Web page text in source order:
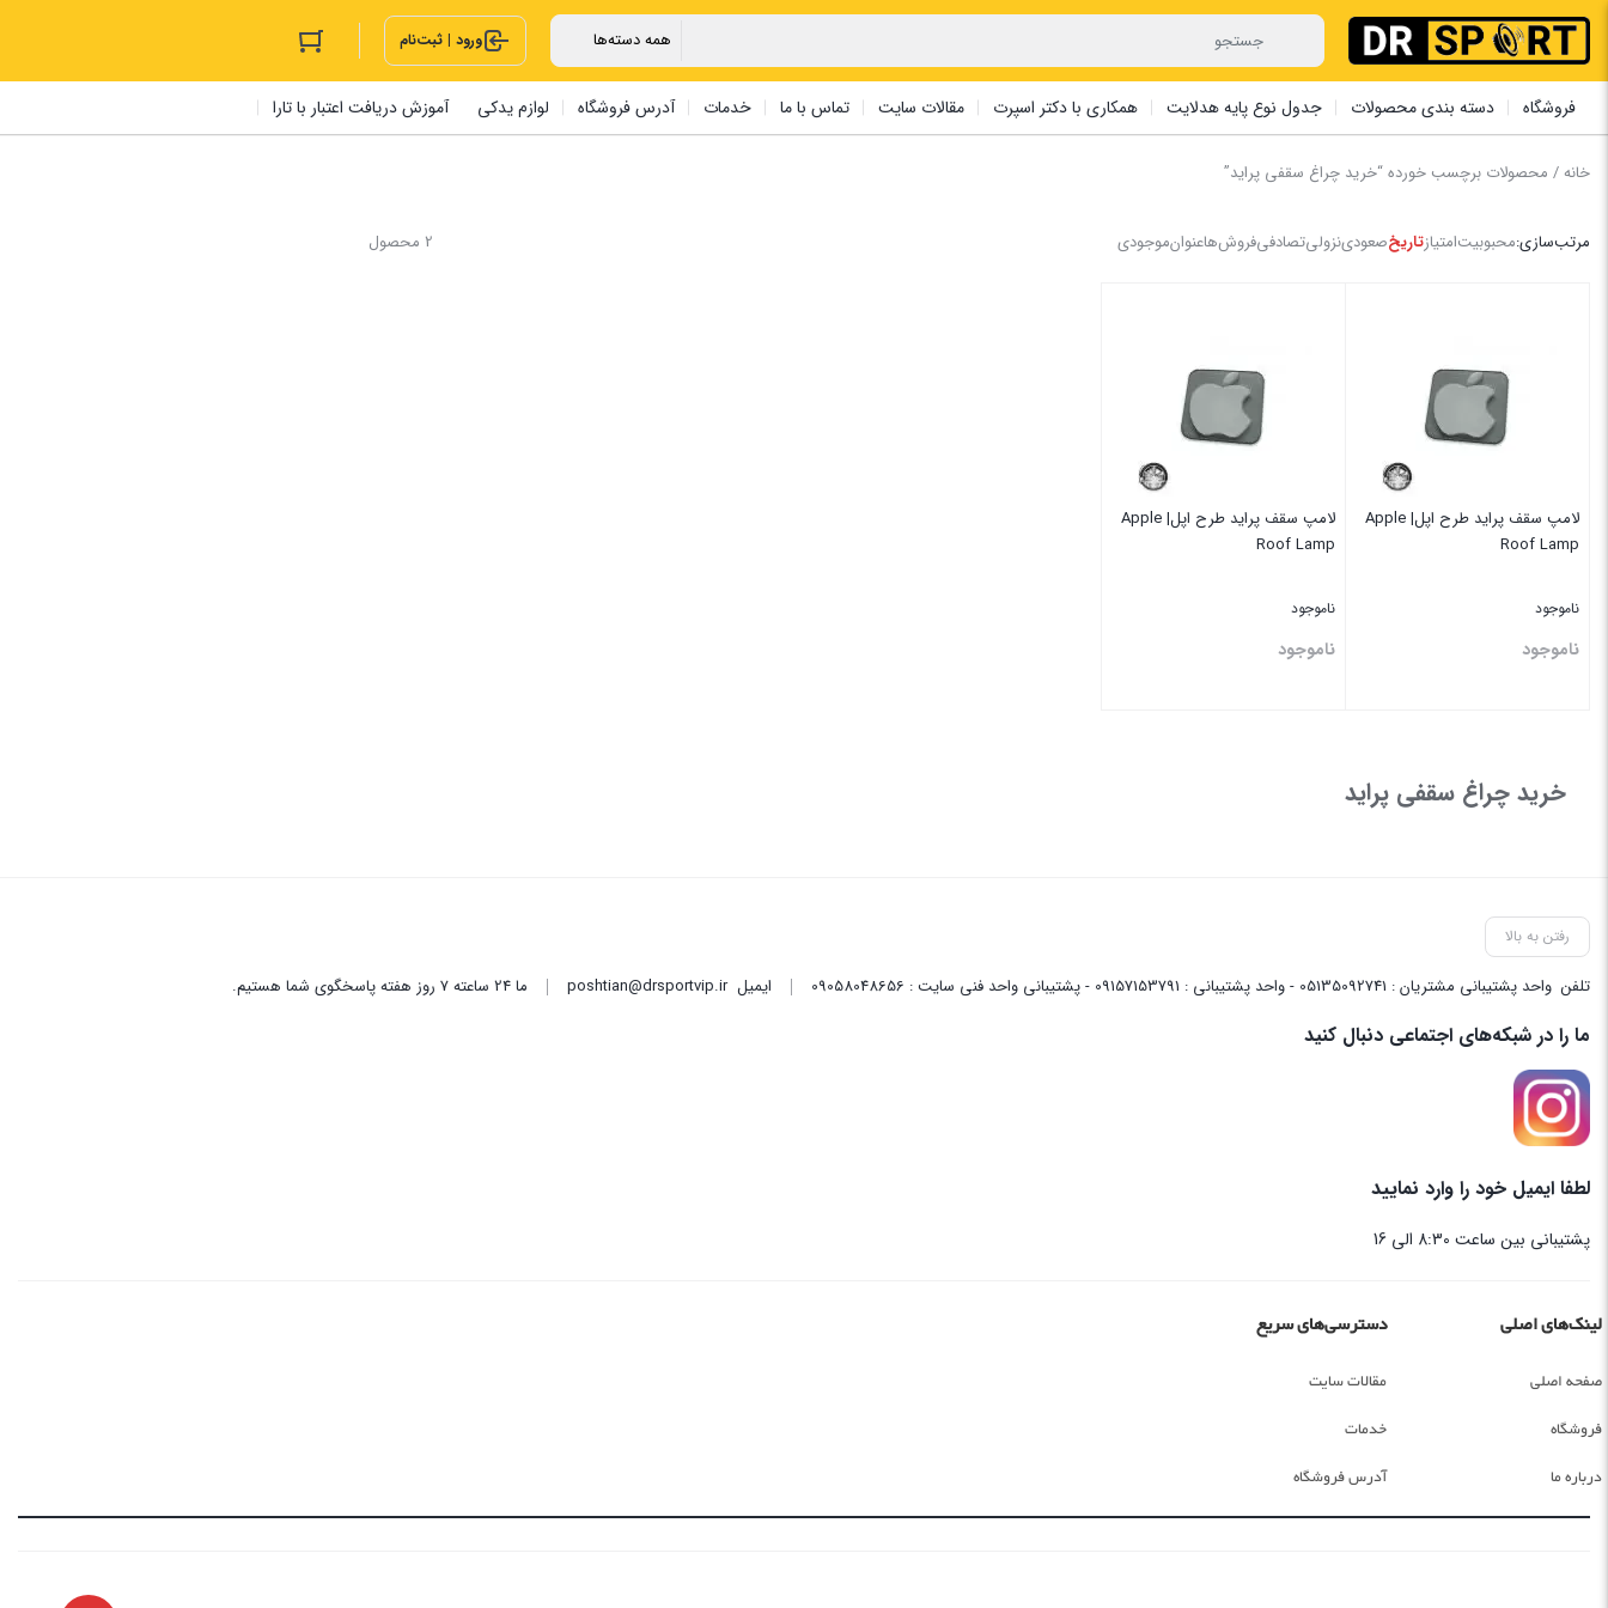
ورود | ثبت‌نام
فروشگاه دسته بندی محصولات جدول نوع پایه هدلایت همکاری با دکتر اسپرت مقالات سایت تماس با ما خدمات آدرس فروشگاه لوازم یدکی آموزش دریافت اعتبار با تارا
خانه/ محصولات برچسب خورده “خرید چراغ سقفی پراید”
2 محصول مرتب‌سازی:محبوبیتامتیازتاریخصعودینزولیتصادفیفروش‌هاعنوانموجودی
لامپ سقف پراید طرح اپل| Apple
Roof Lamp
ناموجود
ناموجود
لامپ سقف پراید طرح اپل| Apple
Roof Lamp
ناموجود
ناموجود
خرید چراغ سقفی پراید
رفتن به بالا
تلفن واحد پشتیبانی مشتریان : 05135092741 - واحد پشتیبانی : 09157153791 - پشتیبانی واحد فنی سایت : 09058048656 ایمیلposhtian@drsportvip.ir ما 24 ساعته 7 روز هفته پاسخگوی شما هستیم.
ما را در شبکه‌های اجتماعی دنبال کنید
لطفا ایمیل خود را وارد نمایید
پشتیبانی بین ساعت 8:30 الی 16
لینک‌های اصلی
صفحه اصلی
فروشگاه
درباره ما
دسترسی‌های سریع
مقالات سایت
خدمات
آدرس فروشگاه